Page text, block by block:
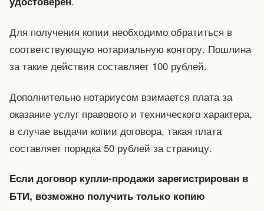
Для получения копии необходимо обратиться в
соответствующую нотариальную контору. Пошлина
за такие действия составляет 100 рублей.
Дополнительно нотариусом взимается плата за
оказание услуг правового и технического характера,
в случае выдачи копии договора, такая плата
составляет порядка 50 рублей за страницу.
Если договор купли-продажи зарегистрирован в
БТИ, возможно получить только копию